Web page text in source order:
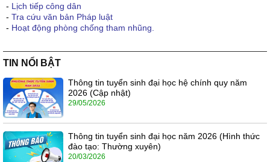
- Lịch tiếp công dân
- Tra cứu văn bản Pháp luật
- Hoạt động phòng chống tham nhũng.
TIN NỔI BẬT
Thông tin tuyển sinh đại học hệ chính quy năm
2026 (Cập nhật)
29/05/2026
Thông tin tuyển sinh đại học năm 2026 (Hình thức
đào tạo: Thường xuyên)
20/03/2026